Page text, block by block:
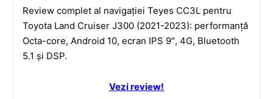
Review complet al navigației Teyes CC3L pentru
Toyota Land Cruiser J300 (2021-2023): performanță
Octa-core, Android 10, ecran IPS 9″, 4G, Bluetooth
5.1 și DSP.
Vezi review!